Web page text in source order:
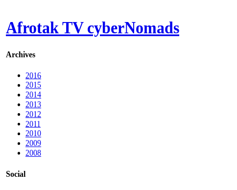
Afrotak TV cyberNomads
Archives
2016
2015
2014
2013
2012
2011
2010
2009
2008
Social